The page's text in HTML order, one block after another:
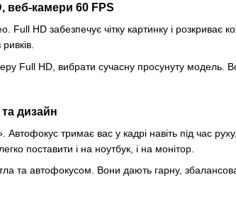
веб-камери 60 FPS
Full HD забезпечує чітку картинку і розкриває
Full HD, вибрати сучасну просунуту модель.
та дизайн
тримає вас у кадрі навіть під час руху,
поставити і на ноутбук, і на монітор.
та автофокусом. Вони дають гарну,